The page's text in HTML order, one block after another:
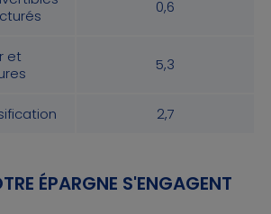
0,6
et
5,3
2,7
ÉPARGNE S'ENGAGENT